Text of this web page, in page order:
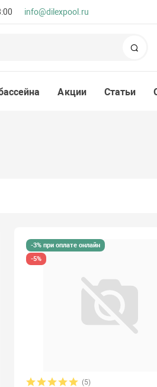
info@dilexpool.ru
Акции Статьи
-3% при оплате онлайн
-5%
(5)